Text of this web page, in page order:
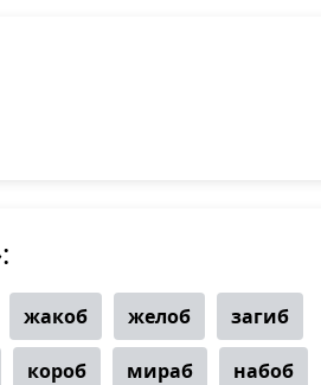
жакоб желоб загиб
короб мираб набоб